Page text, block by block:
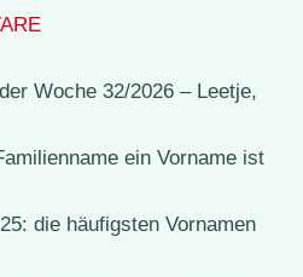
Woche 32/2026 – Leetje,
ein Vorname ist
die häufigsten Vornamen